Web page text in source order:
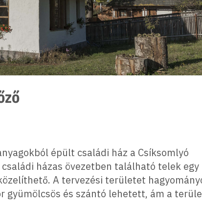
épült családi ház a Csíksomlyó
házas övezetben található telek egy
A tervezési területet
gyümölcsös és szántó lehetett, ám a